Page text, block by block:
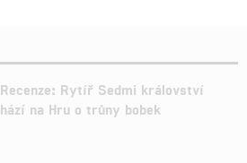
Recenze: Rytíř Sedmi království
hází na Hru o trůny bobek